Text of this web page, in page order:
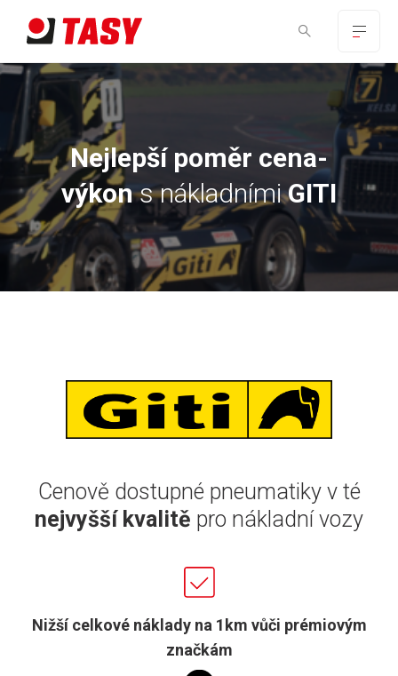
Nejlepší poměr cena-
výkons nákladnímiGITI
Cenově dostupné pneumatiky v té
nejvyšší kvalitě pro nákladní vozy
Nižší celkové náklady na 1km vůči prémiovým
značkám